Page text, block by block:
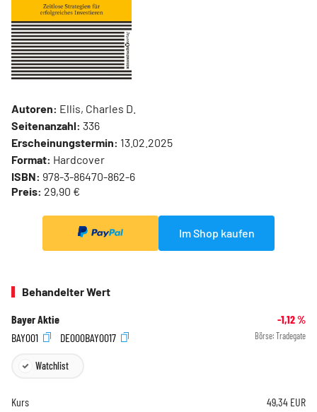
Autoren: Ellis, Charles D.
Seitenanzahl: 336
Erscheinungstermin: 13.02.2025
Format: Hardcover
ISBN: 978-3-86470-862-6
Preis: 29,90 €
Im Shop kaufen
Behandelter Wert
Bayer Aktie -1,12%
BAY001
DE000BAY0017 Börse: Tradegate
Watchlist
Kurs 49,34 EUR